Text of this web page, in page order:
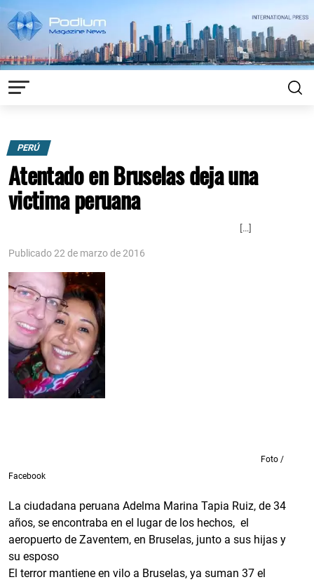
PERÚ
Atentado en Bruselas deja una
victima peruana
[…]
Publicado 22 de marzo de 2016
Foto /
Facebook
La ciudadana peruana Adelma Marina Tapia Ruiz, de 34
años, se encontraba en el lugar de los hechos, el
aeropuerto de Zaventem, en Bruselas, junto a sus hijas y
su esposo
El terror mantiene en vilo a Bruselas, ya suman 37 el